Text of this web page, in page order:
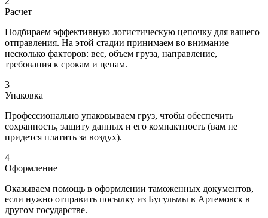
Расчет
Подбираем эффективную логистическую цепочку для вашего
отправления. На этой стадии принимаем во внимание
несколько факторов: вес, объем груза, направление,
требования к срокам и ценам.
3
Упаковка
Профессионально упаковываем груз, чтобы обеспечить
сохранность, защиту данных и его компактность (вам не
придется платить за воздух).
4
Оформление
Оказываем помощь в оформлении таможенных документов,
если нужно отправить посылку из Бугульмы в Артемовск в
другом государстве.